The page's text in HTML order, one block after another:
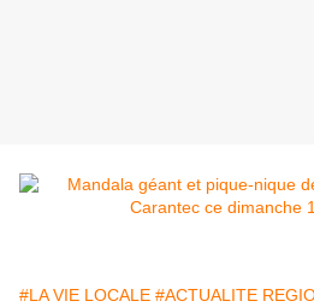
#LA VIE LOCALE #ACTUALITE